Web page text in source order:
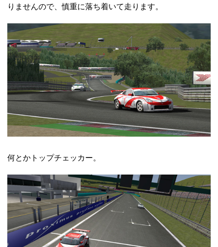
りませんので、慎重に落ち着いて走ります。
何とかトップチェッカー。